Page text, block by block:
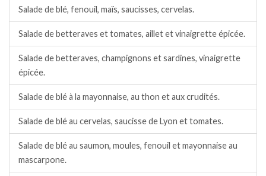
Salade de blé, fenouil, maïs, saucisses, cervelas.
Salade de betteraves et tomates, aillet et vinaigrette épicée.
Salade de betteraves, champignons et sardines, vinaigrette
épicée.
Salade de blé à la mayonnaise, au thon et aux crudités.
Salade de blé au cervelas, saucisse de Lyon et tomates.
Salade de blé au saumon, moules, fenouil et mayonnaise au
mascarpone.